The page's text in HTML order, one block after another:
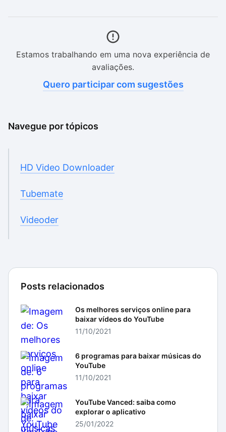
Estamos trabalhando em uma nova experiência de
avaliações.
Quero participar com sugestões
Navegue por tópicos
HD Video Downloader
Tubemate
Videoder
Posts relacionados
Os melhores serviços online para
baixar vídeos do YouTube
11/10/2021
6 programas para baixar músicas do
YouTube
11/10/2021
YouTube Vanced: saiba como
explorar o aplicativo
25/01/2022